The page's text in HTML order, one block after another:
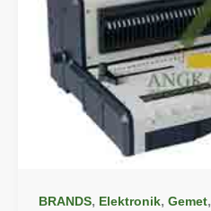
BRANDS, Elektronik, Gemet,